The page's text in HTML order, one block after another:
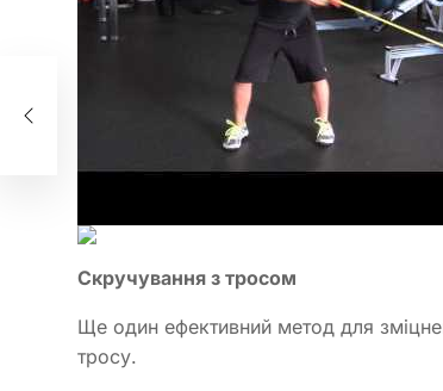
Скручування з тросом
Ще один ефективний метод для
тросу.